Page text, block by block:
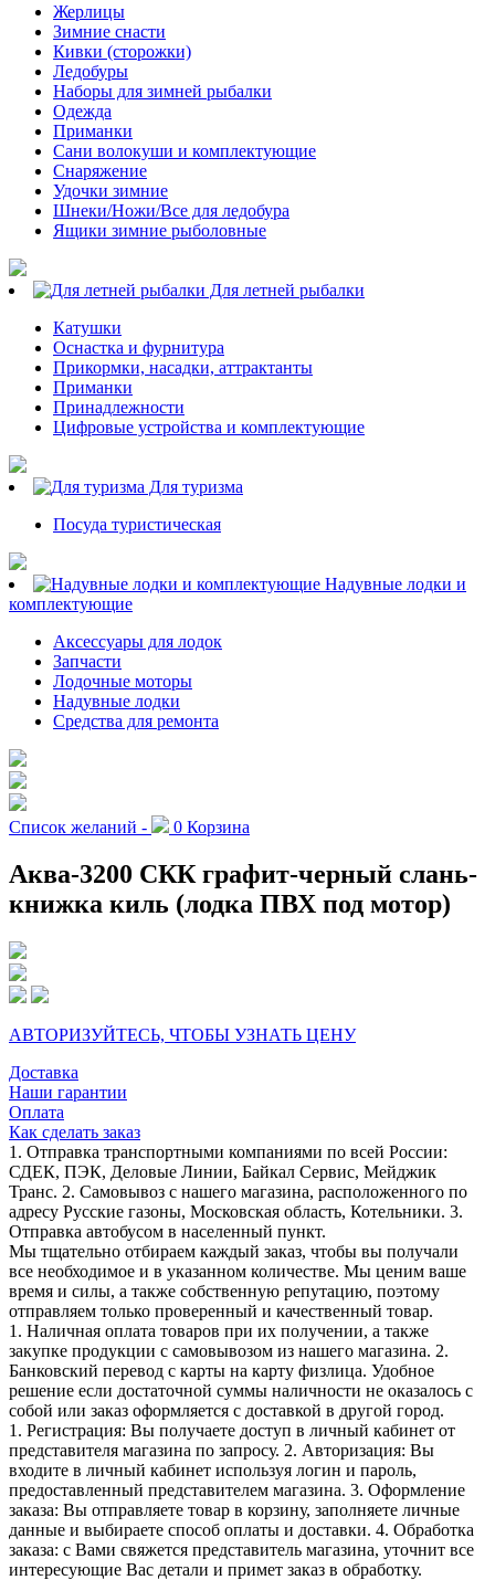
Жерлицы
Зимние снасти
Кивки (сторожки)
Ледобуры
Наборы для зимней рыбалки
Одежда
Приманки
Сани волокуши и комплектующие
Снаряжение
Удочки зимние
Шнеки/Ножи/Все для ледобура
Ящики зимние рыболовные
Для летней рыбалки
Катушки
Оснастка и фурнитура
Прикормки, насадки, аттрактанты
Приманки
Принадлежности
Цифровые устройства и комплектующие
Для туризма
Посуда туристическая
Надувные лодки и
комплектующие
Аксессуары для лодок
Запчасти
Лодочные моторы
Надувные лодки
Средства для ремонта
Список желаний - 0 Корзина
Аква-3200 СКК графит-черный слань-
книжка киль (лодка ПВХ под мотор)
АВТОРИЗУЙТЕСЬ, ЧТОБЫ УЗНАТЬ ЦЕНУ
Доставка
Наши гарантии
Оплата
Как сделать заказ
1. Отправка транспортными компаниями по всей России:
СДЕК, ПЭК, Деловые Линии, Байкал Сервис, Мейджик
Транс. 2. Самовывоз с нашего магазина, расположенного по
адресу Русские газоны, Московская область, Котельники. 3.
Отправка автобусом в населенный пункт.
Мы тщательно отбираем каждый заказ, чтобы вы получали
все необходимое и в указанном количестве. Мы ценим ваше
время и силы, а также собственную репутацию, поэтому
отправляем только проверенный и качественный товар.
1. Наличная оплата товаров при их получении, а также
закупке продукции с самовывозом из нашего магазина. 2.
Банковский перевод с карты на карту физлица. Удобное
решение если достаточной суммы наличности не оказалось с
собой или заказ оформляется с доставкой в другой город.
1. Регистрация: Вы получаете доступ в личный кабинет от
представителя магазина по запросу. 2. Авторизация: Вы
входите в личный кабинет используя логин и пароль,
предоставленный представителем магазина. 3. Оформление
заказа: Вы отправляете товар в корзину, заполняете личные
данные и выбираете способ оплаты и доставки. 4. Обработка
заказа: с Вами свяжется представитель магазина, уточнит все
интересующие Вас детали и примет заказ в обработку.